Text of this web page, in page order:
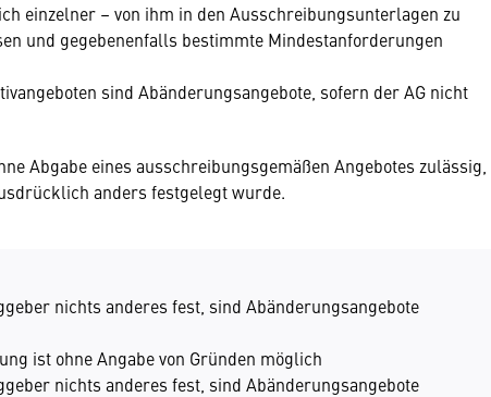
einzelner – von ihm in den Ausschreibungsunterlagen zu
und gegebenenfalls bestimmte Mindestanforderungen
sind Abänderungsangebote, sofern der AG nicht
Abgabe eines ausschreibungsgemäßen Angebotes zulässig,
anders festgelegt wurde.
nichts anderes fest, sind Abänderungsangebote
ist ohne Angabe von Gründen möglich
nichts anderes fest, sind Abänderungsangebote